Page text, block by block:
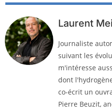
Laurent
Journaliste
suivant les
m'intéresse
dont
co-écrit un
Pierre Beuzit,